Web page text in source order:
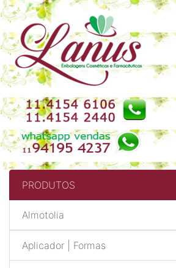
PRODUTOS
Almotolia
Aplicador | Formas